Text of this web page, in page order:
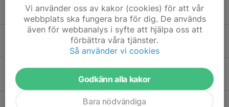
Tidigare nyheter
Nya träningstider
25 feb, 13:52 0
Avslutning
0
F2014 Nya träningstider och avslutning.
Vi använder oss av kakor (cookies) för att vår
webbplats ska fungera bra för dig. De används
även för webbanalys i syfte att hjälpa oss att
förbättra våra tjänster.
Så använder vi cookies
Godkänn alla kakor
Bara nödvändiga